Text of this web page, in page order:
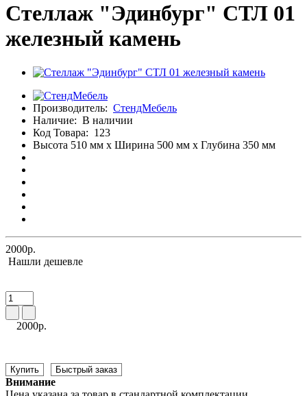
Стеллаж "Эдинбург" СТЛ 01
железный камень
Производитель: СтендМебель
Наличие: В наличии
Код Товара: 123
Высота 510 мм x Ширина 500 мм x Глубина 350 мм
2000р.
Нашли дешевле
2000р.
Купить Быстрый заказ
Внимание